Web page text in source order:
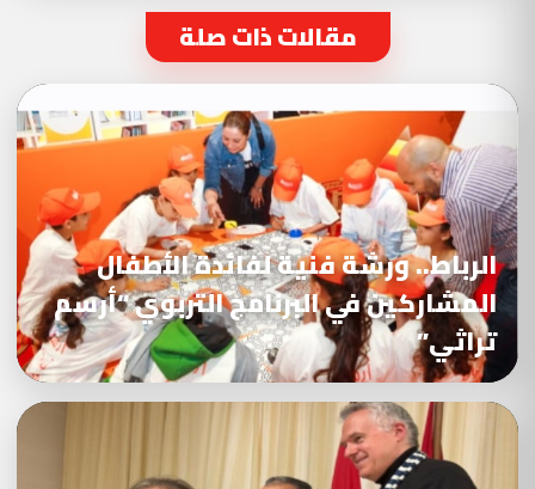
مقالات ذات صلة
الرباط.. ورشة فنية لفائدة الأطفال
المشاركين في البرنامج التربوي “أرسم
تراثي”